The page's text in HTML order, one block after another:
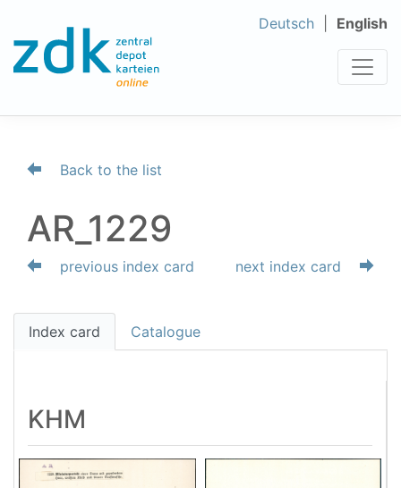
Deutsch English
Back to the list
AR_1229
previous index card next index card
Index card Catalogue
KHM